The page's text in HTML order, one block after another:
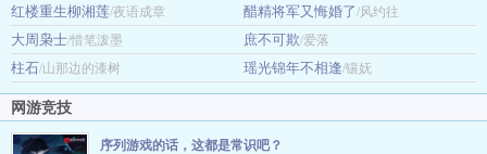
红楼重生柳湘莲/夜语成章 醋精将军又悔婚了/风约往
大周枭士/惜笔泼墨 庶不可欺/爱落
柱石/山那边的漆树 瑶光锦年不相逢/镶妩
网游竞技
序列游戏的话，这都是常识吧？